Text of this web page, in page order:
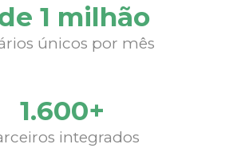
1 milhão
únicos por mês
1.600+
integrados